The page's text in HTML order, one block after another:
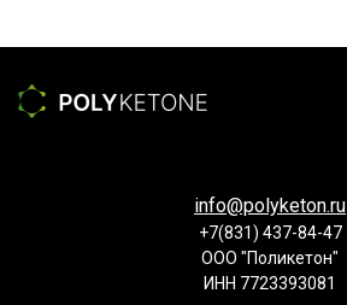
info@polyketon.ru
+7(831) 437-84-47
ООО "Поликетон"
ИНН 7723393081